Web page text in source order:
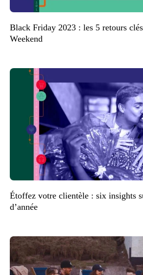
Black Friday 2023 : les 5 retours
Weekend
Étoffez votre clientèle : six insights
d’année